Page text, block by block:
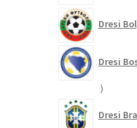
Dresi
Dresi
15
Dresi